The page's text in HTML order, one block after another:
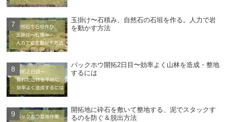
玉掛け〜石積み、自然石の石垣を作る。人力で岩
を動かす方法
バックホウ開拓2日目〜効率よく山林を造成・整地
するには
開拓地に砕石を敷いて整地する、泥でスタックす
るのを防ぐ＆脱出方法